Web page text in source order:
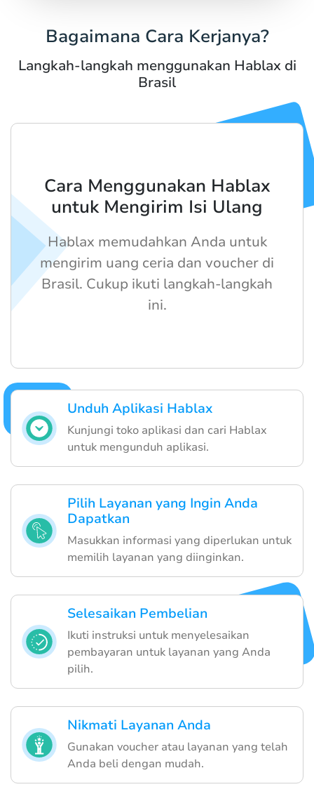
Bagaimana Cara Kerjanya?
Langkah-langkah menggunakan Hablax di
Brasil
Unduh Aplikasi Hablax
Kunjungi toko aplikasi dan cari Hablax
untuk mengunduh aplikasi.
Pilih Layanan yang Ingin Anda
Dapatkan
Masukkan informasi yang diperlukan untuk
memilih layanan yang diinginkan.
Selesaikan Pembelian
Ikuti instruksi untuk menyelesaikan
pembayaran untuk layanan yang Anda
pilih.
Nikmati Layanan Anda
Gunakan voucher atau layanan yang telah
Anda beli dengan mudah.
Cara Menggunakan Hablax
untuk Mengirim Isi Ulang
Hablax memudahkan Anda untuk
mengirim uang ceria dan voucher di
Brasil. Cukup ikuti langkah-langkah
ini.